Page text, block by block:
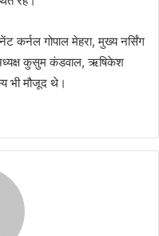
गोपाल मेहरा, मुख्य नर्सिंग
कुसुम कंडवाल, ऋषिकेश
भी मौजूद थे।